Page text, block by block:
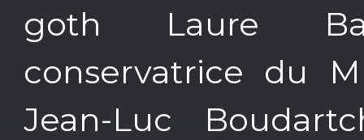
goth Laure
conservatrice du
Jean-Luc